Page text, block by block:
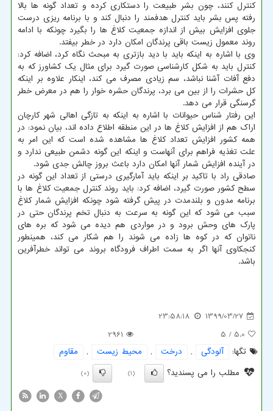
کنترل کنند، چون بشر طبیعت را دستکاری کرده و تعداد گونه ها بالا
رفته پس بشر باید کنترل هدفمند را دنبال کند و با برنامه ریزی درست
جلوی افزایش بیش از اندازه جمعیت کلاغ ها را بگیرد چونکه با ادامه
روند معمول زیست باقی پرندگان امکان دارد در خطر بیفتد.
وی با اشاره به اینکه باید با دید بازتری به مبحث نگاه کرد، اضافه کرد:
کنترل باید به شکل کارشناسی صورت گیرد برای مثال یک کشاورز که به
دفع آفات آشنا نباشد، سم زیادی مصرف می کند، اینکار علاوه بر اینکه
کل حشرات را از بین می برد، پرندگان حشره خوار را هم در معرض خطر
گرسنگی قرار می دهد.
این رفتار شناس حیوانات با اشاره به اینکه به تازگی اهالی شهر کارچان
اراک هم از افزایش کلاغ ها در این منطقه اطلاع داده اند، بیان نمود: در
همه کشور افزایش تعداد کلاغ ها مشاهده شده است که این امر به
علت تغذیه فراهم برای آنهاست و اینکه این گونه دشمن طبیعی ندارد و
در آینده افزایش شمار آنها امکان دارد باعث بروز چالش جدی شود.
صادقی راد با تاکید بر اینکه باید آمارگیری درستی از تعداد این گونه در
سطح کشور صورت گیرد، اضافه کرد: باید روند کنترل جمعیت کلاغ ها با
برنامه مدون و بلندمدت در پیش گرفته شود چونکه افزایش شمار کلاغ
سبب می شود که این گونه به سرعت به دنبال تخم پرندگان حتی در
پارک های وحش برود و در مواردی هم دیده می شود که بره های
ناتوان که در کوه ها زاده می شوند را هم شکار می کند، همینطور
کنجکاوی آنها اگر به سمت اطراف فرودگاه بروند می تواند خطرآفرین
باشد.
1399/03/27
23:58:18
5.0
/ 5
2961
تگها:
آلودگی , درخت , محیط زیست ,
مقاوم
مطلب را می پسندید؟
(1)
(0)
X